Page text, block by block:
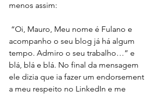
menos assim:
acompanho o seu blog já há algum
tempo. Admiro o seu trabalho…” e
blá, blá e blá. No final da mensagem
ele dizia que ia fazer um endorsement
a meu respeito no LinkedIn e me